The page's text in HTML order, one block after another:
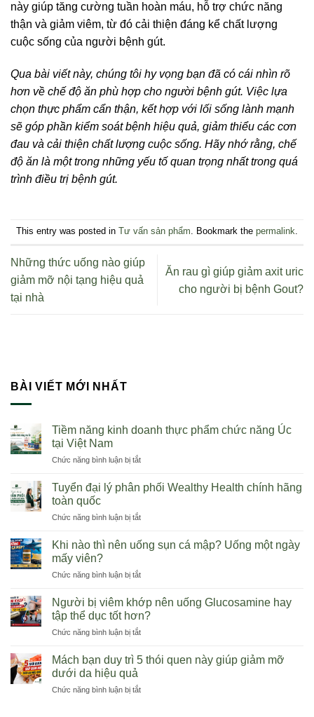
này giúp tăng cường tuần hoàn máu, hỗ trợ chức năng
thận và giảm viêm, từ đó cải thiện đáng kể chất lượng
cuộc sống của người bệnh gút.
Qua bài viết này, chúng tôi hy vọng bạn đã có cái nhìn rõ
hơn về chế độ ăn phù hợp cho người bệnh gút. Việc lựa
chọn thực phẩm cẩn thận, kết hợp với lối sống lành mạnh
sẽ góp phần kiểm soát bệnh hiệu quả, giảm thiểu các cơn
đau và cải thiện chất lượng cuộc sống. Hãy nhớ rằng, chế
độ ăn là một trong những yếu tố quan trọng nhất trong quá
trình điều trị bệnh gút.
This entry was posted in Tư vấn sản phẩm. Bookmark the permalink.
Những thức uống nào giúp
giảm mỡ nội tạng hiệu quả
tại nhà
Ăn rau gì giúp giảm axit uric
cho người bị bệnh Gout?
BÀI VIẾT MỚI NHẤT
Tiềm năng kinh doanh thực phẩm chức năng Úc
tại Việt Nam
Chức năng bình luận bị tắtở
năng
kinh
thực
chức
tại
Nam
Tuyển đại lý phân phối Wealthy Health chính hãng
toàn quốc
Chức năng bình luận bị tắtở
đại
phối
Health
chính
toàn
Khi nào thì nên uống sụn cá mập? Uống một ngày
mấy viên?
Chức năng bình luận bị tắtở
nào
thì
nên
uống
cá
một
Người bị viêm khớp nên uống Glucosamine hay
tập thể dục tốt hơn?
Chức năng bình luận bị tắtở
bị
nên
Mách bạn duy trì 5 thói quen này giúp giảm mỡ
dưới da hiệu quả
Chức năng bình luận bị tắtở